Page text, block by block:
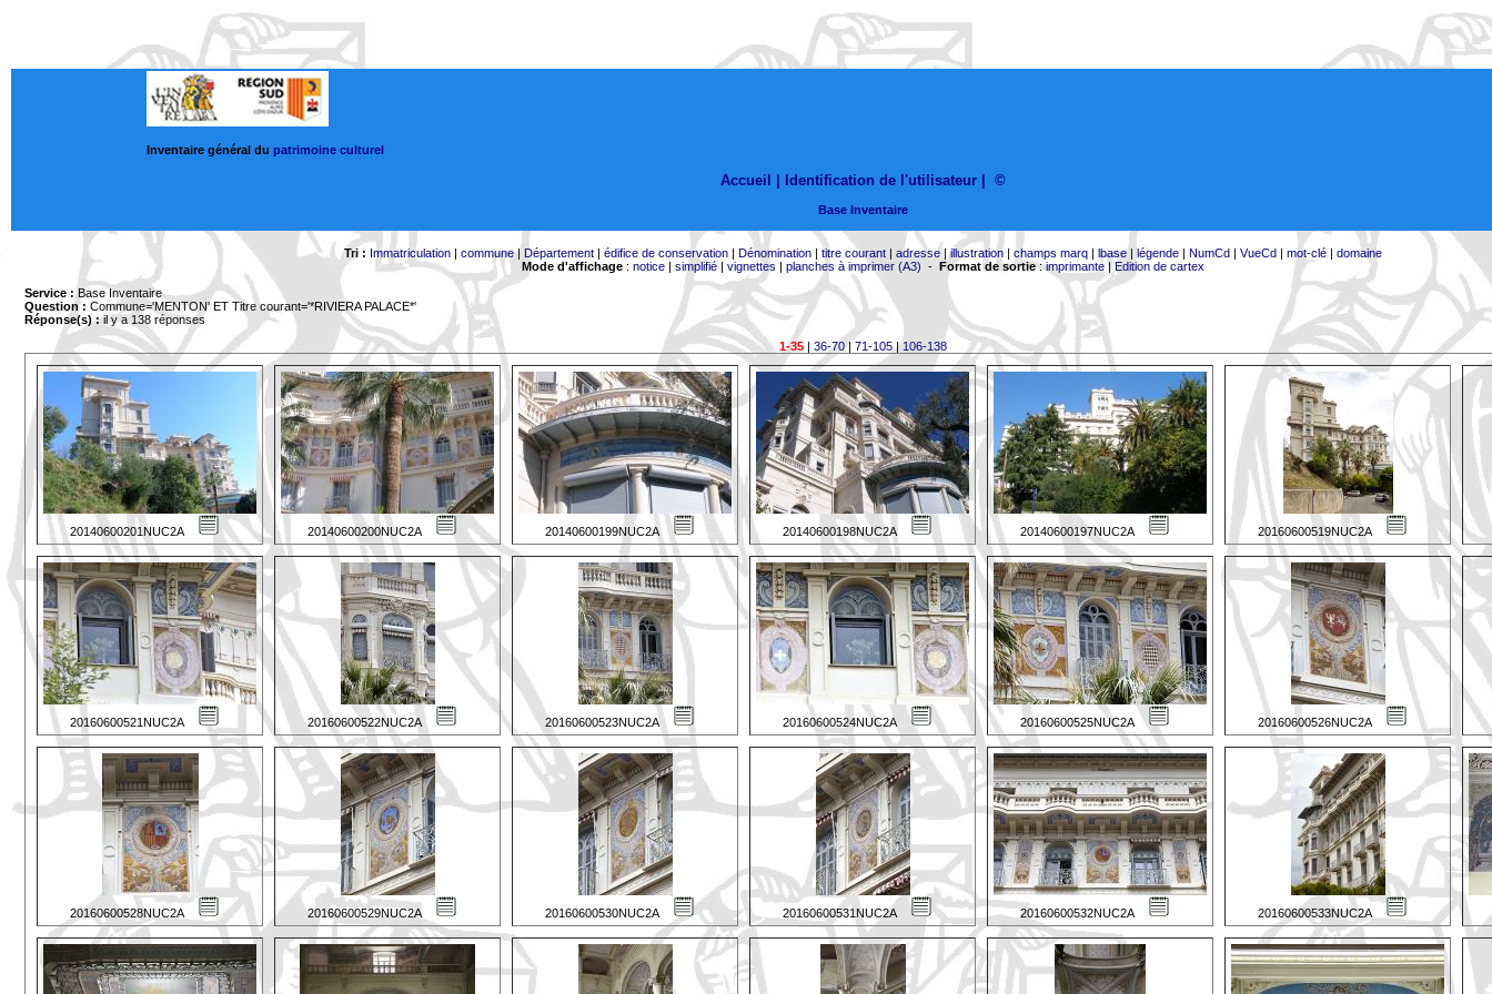
Inventaire général du patrimoine culturel
Accueil | Identification de l'utilisateur ©
Base Inventaire
Tri : Immatriculation| commune| Département| édifice de conservation| Dénomination| titre courant| adresse|illustration| champs marq| lbase| légende| NumCd| VueCd| mot-clé| domaine
Mode d'affichage: notice| simplifié| vignettes | planches à imprimer (A3) - Format de sortie:imprimante| Edition de cartex
Service : Base Inventaire
Question : Commune='MENTON' ET Titre courant='*RIVIERA PALACE*'
Réponse(s) :il y a 138 réponses
1-35| 36-70| 71-105|106-138
20140600201NUC2A 20140600200NUC2A 20140600199NUC2A 20140600198NUC2A 20140600197NUC2A 20160600519NUC2A
20160600521NUC2A 20160600522NUC2A 20160600523NUC2A 20160600524NUC2A 20160600525NUC2A 20160600526NUC2A
20160600528NUC2A 20160600529NUC2A 20160600530NUC2A 20160600531NUC2A 20160600532NUC2A 20160600533NUC2A